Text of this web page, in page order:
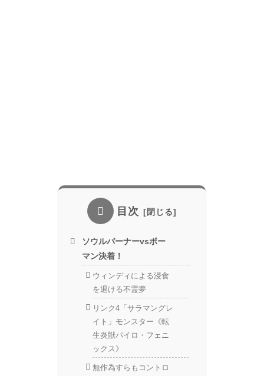
目次
ソウルバーナーvsボー
マン決着！
ウィンディによる浸食
を退ける不霊夢
リンク4「サラマングレ
イト」モンスター《転
生炎獣パイロ・フェニ
ックス》
無作為すらもコントロ